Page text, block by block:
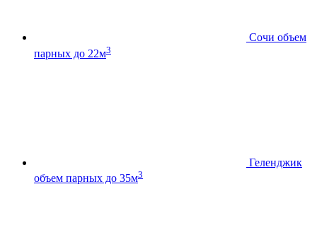
Сочи объем
парных до 22м3
Геленджик
объем парных до 35м3